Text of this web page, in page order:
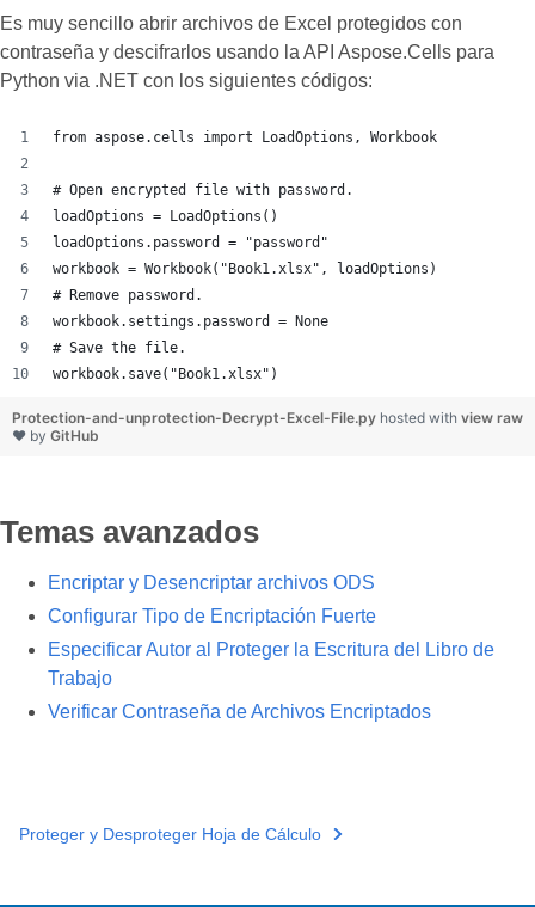
Es muy sencillo abrir archivos de Excel protegidos con
contraseña y descifrarlos usando la API Aspose.Cells para
Python via .NET con los siguientes códigos:
from aspose.cells import LoadOptions, Workbook
# Open encrypted file with password.
loadOptions = LoadOptions()
loadOptions.password = "password"
workbook = Workbook("Book1.xlsx", loadOptions)
# Remove password.
workbook.settings.password = None
# Save the file.
workbook.save("Book1.xlsx")
view raw
Protection-and-unprotection-Decrypt-Excel-File.py hosted with
❤ by GitHub
Temas avanzados
Encriptar y Desencriptar archivos ODS
Configurar Tipo de Encriptación Fuerte
Especificar Autor al Proteger la Escritura del Libro de
Trabajo
Verificar Contraseña de Archivos Encriptados
Proteger y Desproteger Hoja de Cálculo